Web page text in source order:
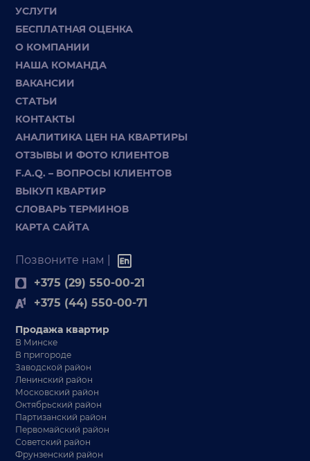
УСЛУГИ
БЕСПЛАТНАЯ ОЦЕНКА
О КОМПАНИИ
НАША КОМАНДА
ВАКАНСИИ
СТАТЬИ
КОНТАКТЫ
АНАЛИТИКА ЦЕН НА КВАРТИРЫ
ОТЗЫВЫ И ФОТО КЛИЕНТОВ
F.A.Q. – ВОПРОСЫ КЛИЕНТОВ
ВЫКУП КВАРТИР
СЛОВАРЬ ТЕРМИНОВ
КАРТА САЙТА
Позвоните нам |
+375 (29) 550-00-21
+375 (44) 550-00-71
Продажа квартир
В Минске
В пригороде
Заводской район
Ленинский район
Московский район
Октябрьский район
Партизанский район
Первомайский район
Советский район
Фрунзенский район